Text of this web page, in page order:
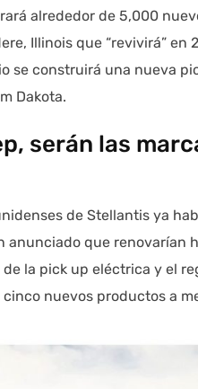
alrededor de 5,000
Illinois que “revivirá” en
se construirá una nueva
Dakota.
serán las
de Stellantis ya
anunciado que renovarían
la pick up eléctrica y el
nuevos productos a